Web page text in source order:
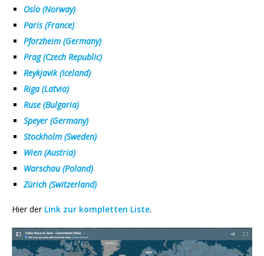
Oslo (Norway)
Paris (France)
Pforzheim (Germany)
Prag (Czech Republic)
Reykjavik (Iceland)
Riga (Latvia)
Ruse (Bulgaria)
Speyer (Germany)
Stockholm (Sweden)
Wien (Austria)
Warschau(Poland)
Zürich (Switzerland)
Hier der Link zur kompletten Liste.